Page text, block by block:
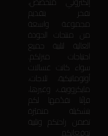
نفخر بتقديم
مجموعة واسعة
من منتجات الجودة
العالية لتلبية جميع
احتياجات منزلكم.
سواء كانت غسالات
أوتوماتيكية، ثلاجات،
مايكروويف، وغيرها،
فإنّنا نقدّمها لكم
بتشكيلة متميّزة
تضمن راحتكم وتلبية
توقعاتكم.